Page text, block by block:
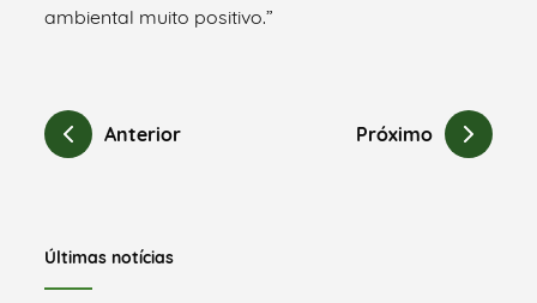
ambiental muito positivo.”
Anterior Próximo
Últimas notícias